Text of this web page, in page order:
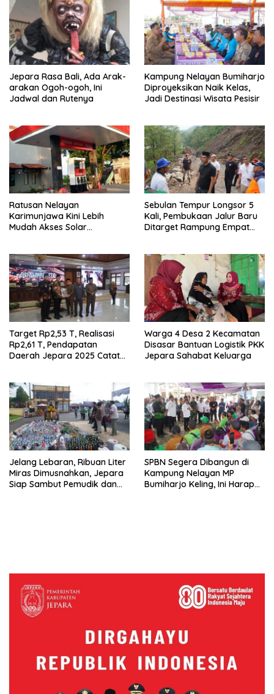
Jepara Rasa Bali, Ada Arak-
arakan Ogoh-ogoh, Ini
Jadwal dan Rutenya
Kampung Nelayan Bumiharjo
Diproyeksikan Naik Kelas,
Jadi Destinasi Wisata Pesisir
Ratusan Nelayan
Karimunjawa Kini Lebih
Mudah Akses Solar
Sebulan Tempur Longsor 5
Kali, Pembukaan Jalur Baru
Ditarget Rampung Empat
Target Rp2,53 T, Realisasi
Rp2,61 T, Pendapatan
Daerah Jepara 2025 Catat
Warga 4 Desa 2 Kecamatan
Disasar Bantuan Logistik PKK
Jepara Sahabat Keluarga
Jelang Lebaran, Ribuan Liter
Miras Dimusnahkan, Jepara
Siap Sambut Pemudik dan
SPBN Segera Dibangun di
Kampung Nelayan MP
Bumiharjo Keling, Ini Harapan